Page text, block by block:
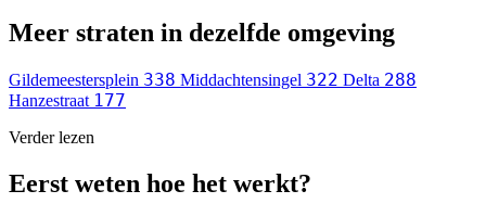
Meer straten in dezelfde omgeving
Gildemeestersplein 338 Middachtensingel 322 Delta 288
Hanzestraat 177
Verder lezen
Eerst weten hoe het werkt?